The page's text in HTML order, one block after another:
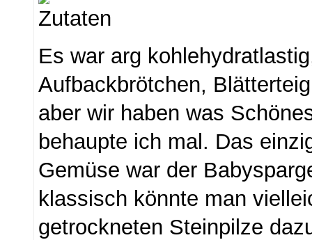
Es war arg
Aufbackbrötchen,
aber wir haben was
behaupte ich mal. Das
Gemüse war der
klassisch könnte man
getrockneten Steinpilze